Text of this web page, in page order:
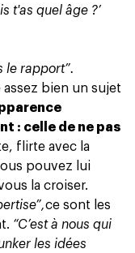
t'as quel âge ?’
le rapport”.
bien un sujet
: celle de ne pas
flirte avec la
pouvez lui
la croiser.
ce sont les
“C’est à nous qui
les idées